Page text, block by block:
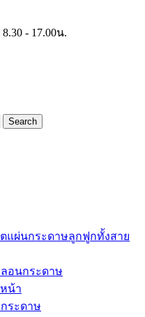
- 17.00น.
Search
แผ่นกระดาษลูกฟูกทั้งสาย
อนกระดาษ
น้า
ระดาษ